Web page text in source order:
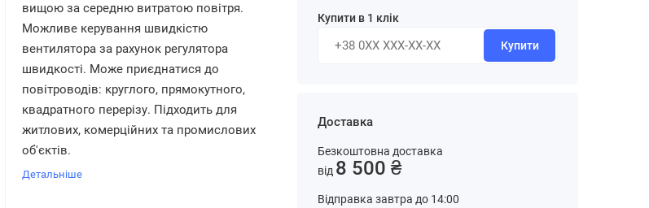
вищою за середню витратою повітря.
Можливе керування швидкістю
вентилятора за рахунок регулятора
швидкості. Може приєднатися до
повітроводів: круглого, прямокутного,
квадратного перерізу. Підходить для
житлових, комерційних та промислових
об'єктів.
Детальніше
Купити в 1 клік
Купити
Доставка
Безкоштовна доставка
від 8 500 ₴
Відправка завтра до 14:00